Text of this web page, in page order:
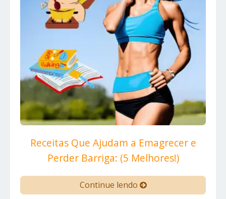
Receitas Que Ajudam a Emagrecer e
Perder Barriga: (5 Melhores!)
Continue lendo